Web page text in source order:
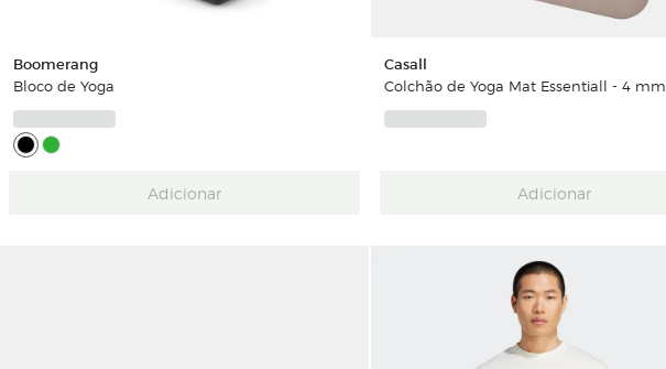
Boomerang
Bloco de Yoga
Adicionar
Casall
Colchão de Yoga Mat Essentiall - 4 mm
Adicionar